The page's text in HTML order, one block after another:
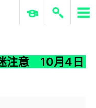
ERP 與商業 AI
注意 10月4日